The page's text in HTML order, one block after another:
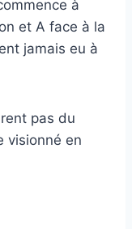
à
et A face à la
jamais eu à
pas du
visionné en